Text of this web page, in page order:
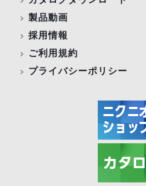
製品動画
採用情報
ご利用規約
プライバシーポリシー